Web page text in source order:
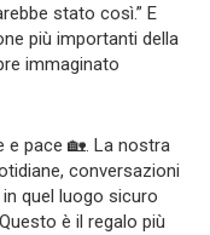
stato così.” E
più importanti della
immaginato
e pace 🏡. La nostra
conversazioni
quel luogo sicuro
è il regalo più